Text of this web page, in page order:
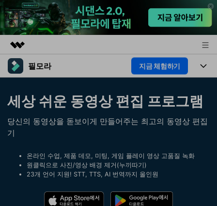
주요 제품
유틸리티
개요
솔루션
뉴스룸
플랜 및 가격
필모라 지금 체험하기
기능
AI 기능
AI 꿀팁
영상 편집 자료실
동영상 편집하기
도움말 센터
필모라 정보
세상 쉬운 동영상 편집 프로그램
당신의 동영상을 돋보이게 만들어주는 최고의 동영상 편집
기
온라인 수업, 제품 데모, 미팅, 게임 플레이 영상 고품질 녹화
원클릭으로 사진/영상 배경 제거(누끼따기)
23개 언어 지원! STT, TTS, AI 번역까지 올인원